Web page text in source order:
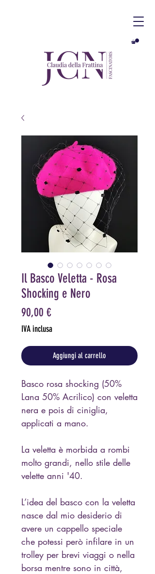
Il Basco Veletta - Rosa
Shocking e Nero
90,00 €Prezzo
IVA inclusa
Aggiungi al carrello
Basco rosa shocking (50%
Lana 50% Acrilico) con veletta
nera e pois di ciniglia,
applicati a mano.
La veletta è morbida a rombi
molto grandi, nello stile delle
velette anni '40.
L’idea del basco con la veletta
nasce dal mio desiderio di
avere un cappello speciale
che potessi però infilare in un
trolley per brevi viaggi o nella
borsa mentre sono in città,